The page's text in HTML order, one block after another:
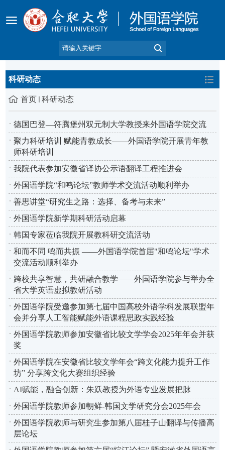
科研动态
首页 科研动态
德国巴登—符腾堡州双元制大学教授来外国语学院交流
聚力科研培训 赋能青教成长——外国语学院开展青年教
师科研培训
我院代表参加安徽省译协公示语翻译工程推进会
外国语学院“和鸣论坛”教师学术交流活动顺利举办
善思讲堂“研究生之路：选择、备考与未来”
外国语学院新学期科研活动启幕
韩国专家莅临我院开展教科研交流活动
和而不同 鸣而共振 ——外国语学院首届"和鸣论坛"学术
交流活动顺利举办
跨校共享智慧，共研融合教学——外国语学院参与举办全
省大学英语虚拟教研活动
外国语学院受邀参加第七届中国高校外语学科发展联盟年
会并分享人工智能赋能外语课程思政实践经验
外国语学院教师参加安徽省比较文学学会2025年年会并获
奖
外国语学院在安徽省比较文学年会“跨文化能力提升工作
坊” 分享跨文化大赛组织经验
AI赋能，融合创新：朱跃教授为外语专业发展把脉
外国语学院教师参加朝鲜-韩国文学研究分会2025年会
外国语学院教师与研究生参加第八届桂子山翻译与传播高
层论坛